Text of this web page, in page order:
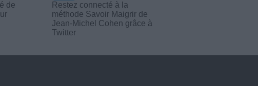
de
Restez connecté à la
méthode Savoir Maigrir de
Jean-Michel Cohen grâce à
Twitter